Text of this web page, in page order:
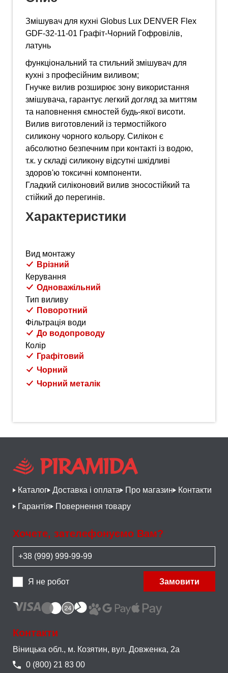
Змішувач для кухні Globus Lux DENVER Flex
GDF-32-11-01 Графіт-Чорний Гофровілів,
латунь
функціональний та стильний змішувач для
кухні з професійним виливом;
Гнучке вилив розширює зону використання
змішувача, гарантує легкий догляд за миттям
та наповнення ємностей будь-якої висоти.
Вилив виготовлений із термостійкого
силикону чорного кольору. Силікон є
абсолютно безпечним при контакті із водою,
т.к. у складі силикону відсутні шкідливі
здоров'ю токсичні компоненти.
Гладкий силіконовий вилив зносостійкий та
стійкий до перегинів.
Характеристики
Вид монтажу
Врізний
Керування
Одноважільний
Тип виливу
Поворотний
Фільтрація води
До водопроводу
Колір
Графітовий
Чорний
Чорний металік
Каталог Доставка і оплата Про магазин
Контакти
Гарантія
Повернення товару
Хочете, зателефонуємо Вам?
Я не робот Замовити
Контакти
Віницька обл., м. Козятин, вул. Довженка, 2а
0 (800) 21 83 00